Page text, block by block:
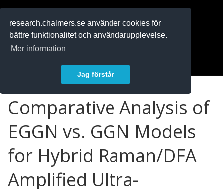
research.chalmers.se använder cookies för
bättre funktionalitet och användarupplevelse.
Mer information
Jag förstår
Comparative Analysis of
EGGN vs. GGN Models
for Hybrid Raman/DFA
Amplified Ultra-